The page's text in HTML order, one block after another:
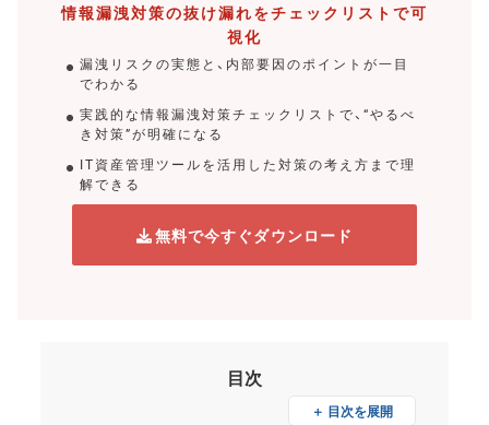
情報漏洩対策の抜け漏れをチェックリストで可
視化
漏洩リスクの実態と、内部要因のポイントが一目
でわかる
実践的な情報漏洩対策チェックリストで、“やるべ
き対策”が明確になる
IT資産管理ツールを活用した対策の考え方まで理
解できる
無料で今すぐダウンロード
目次
＋ 目次を展開